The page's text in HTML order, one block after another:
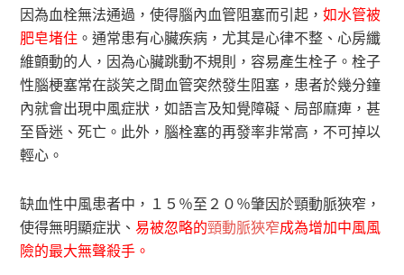
因為血栓無法通過，使得腦內血管阻塞而引起，如水管被
肥皂堵住 。通常患有心臟疾病，尤其是心律不整、心房纖
維顫動的人，因為心臟跳動不規則，容易產生栓子。栓子
性腦梗塞常在談笑之間血管突然發生阻塞，患者於幾分鐘
內就會出現中風症狀，如語言及知覺障礙、局部麻痺，甚
至昏迷、死亡。此外，腦栓塞的再發率非常高，不可掉以
輕心。
缺血性中風患者中，１５％至２０％肇因於頸動脈狹窄，
使得無明顯症狀、易被忽略的頸動脈狹窄成為增加中風風
險的最大無聲殺手。